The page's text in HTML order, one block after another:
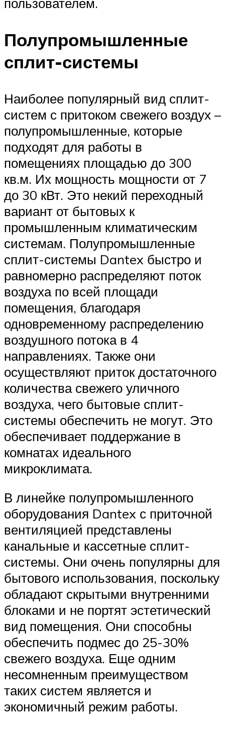
Полупромышленные
сплит-системы
Наиболее популярный вид сплит-
систем с притоком свежего воздух –
полупромышленные, которые
подходят для работы в
помещениях площадью до 300
кв.м. Их мощность мощности от 7
до 30 кВт. Это некий переходный
вариант от бытовых к
промышленным климатическим
системам. Полупромышленные
сплит-системы Dantex быстро и
равномерно распределяют поток
воздуха по всей площади
помещения, благодаря
одновременному распределению
воздушного потока в 4
направлениях. Также они
осуществляют приток достаточного
количества свежего уличного
воздуха, чего бытовые сплит-
системы обеспечить не могут. Это
обеспечивает поддержание в
комнатах идеального
микроклимата.
В линейке полупромышленного
оборудования Dantex с приточной
вентиляцией представлены
канальные и кассетные сплит-
системы. Они очень популярны для
бытового использования, поскольку
обладают скрытыми внутренними
блоками и не портят эстетический
вид помещения. Они способны
обеспечить подмес до 25-30%
свежего воздуха. Еще одним
несомненным преимуществом
таких систем является и
экономичный режим работы.